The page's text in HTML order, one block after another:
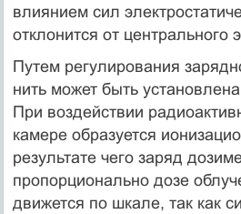
влиянием сил
отклонится от центрального
Путем регулирования
нить может быть
При воздействии
камере образуется
результате чего заряд
пропорционально дозе
движется по шкале, так как